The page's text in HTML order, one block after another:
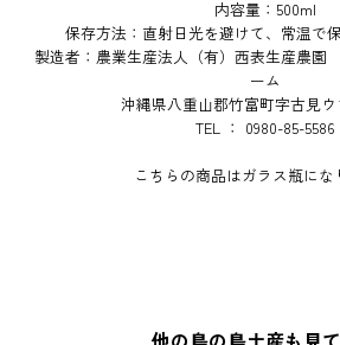
内容量：500ml
保存方法：直射日光を避けて、常温で
製造者：農業生産法人（有）西表生産農
ーム
沖縄県八重山郡竹富町字古見ウ
TEL ： 0980-85-5586
こちらの商品はガラス瓶にな